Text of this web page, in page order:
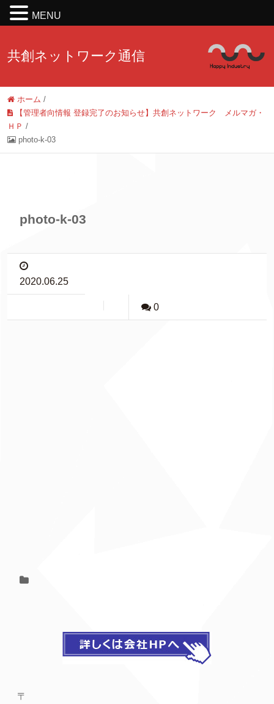
共創ネットワーク通信
ホーム /
【管理者向情報 登録完了のお知らせ】共創ネットワーク メルマガ・
ＨＰ /
photo-k-03
photo-k-03
2020.06.25
0
〒
MENU